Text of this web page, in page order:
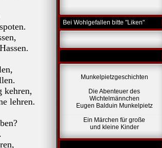
kehren,
lehren.
Bei Wohlgefallen bitte "Liken"
Munkelpietzgeschichten
Die Abenteuer des
Wichtelmännchen
Eugen Balduin Munkelpietz
Ein Märchen für große
und kleine Kinder